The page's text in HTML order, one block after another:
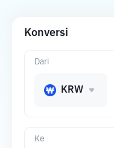
Konversi
Ke
Dari
KRW